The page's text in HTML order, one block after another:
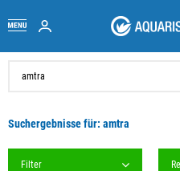
Suchergebnisse für: amtra
Filter